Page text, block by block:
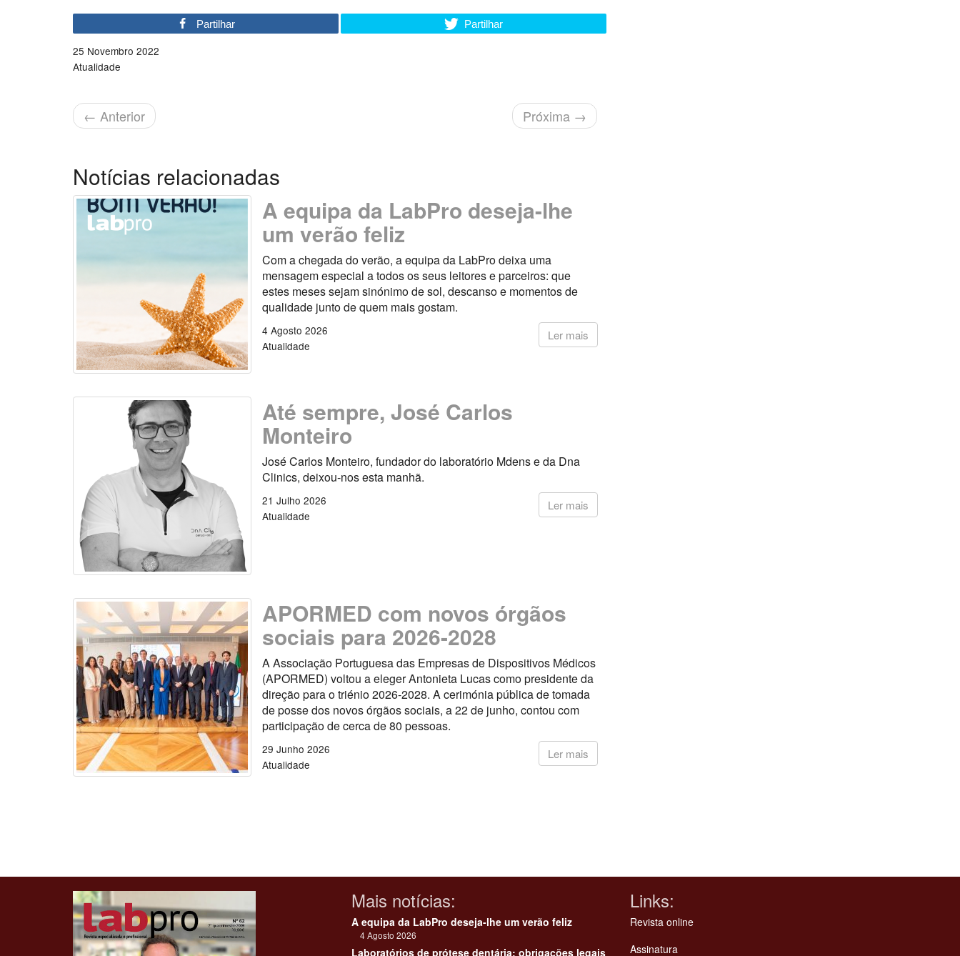
Partilhar Partilhar
25 Novembro 2022
Atualidade
← Anterior Próxima →
Notícias relacionadas
A equipa da LabPro deseja-lhe
um verão feliz
Com a chegada do verão, a equipa da LabPro deixa uma
mensagem especial a todos os seus leitores e parceiros: que
estes meses sejam sinónimo de sol, descanso e momentos de
qualidade junto de quem mais gostam.
Ler mais
4 Agosto 2026
Atualidade
Até sempre, José Carlos
Monteiro
José Carlos Monteiro, fundador do laboratório Mdens e da Dna
Clinics, deixou-nos esta manhã.
Ler mais
21 Julho 2026
Atualidade
APORMED com novos órgãos
sociais para 2026-2028
A Associação Portuguesa das Empresas de Dispositivos Médicos
(APORMED) voltou a eleger Antonieta Lucas como presidente da
direção para o triénio 2026-2028. A cerimónia pública de tomada
de posse dos novos órgãos sociais, a 22 de junho, contou com
participação de cerca de 80 pessoas.
Ler mais
29 Junho 2026
Atualidade
Mais notícias:
A equipa da LabPro deseja-lhe um verão feliz
4 Agosto 2026
Laboratórios de prótese dentária: obrigações legais
Links:
Revista online
Assinatura